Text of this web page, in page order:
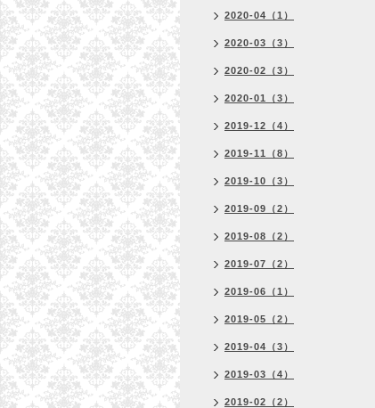
2020-04（1）
2020-03（3）
2020-02（3）
2020-01（3）
2019-12（4）
2019-11（8）
2019-10（3）
2019-09（2）
2019-08（2）
2019-07（2）
2019-06（1）
2019-05（2）
2019-04（3）
2019-03（4）
2019-02（2）